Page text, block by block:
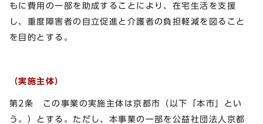
もに費用の一部を助成することにより、在宅生活を支援
し、重度障害者の自立促進と介護者の負担軽減を図ること
を目的とする。
（実施主体）
第2条 この事業の実施主体は京都市（以下「本市」とい
う。）とする。ただし、本事業の一部を公益社団法人京都